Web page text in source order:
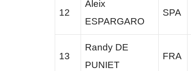
12
Aleix
ESPARGARO
SPA
13
Randy DE
PUNIET
FRA